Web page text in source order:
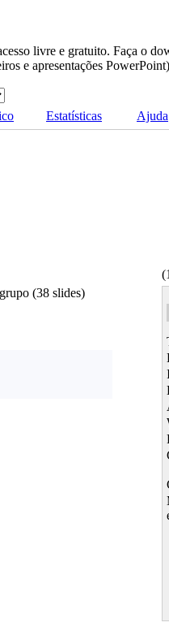
livre e gratuito. Faça o
e apresentações
Estatísticas Ajuda
(38 slides)